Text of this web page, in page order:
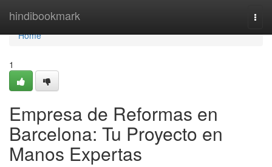
hindibookmark
Home
Home
1
Empresa de Reformas en
Barcelona: Tu Proyecto en
Manos Expertas